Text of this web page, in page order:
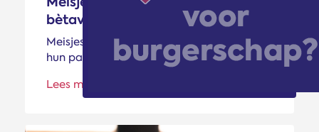
bètavakken in hun pakket
Meisjes kiezen steeds meer bètavakken in
hun pakket
Lees meer >